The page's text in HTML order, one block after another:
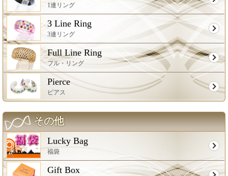
1連リング
3 Line Ring
3連リング
Full Line Ring
フル・リング
Pierce
ピアス
その他
Lucky Bag
福袋
Gift Box